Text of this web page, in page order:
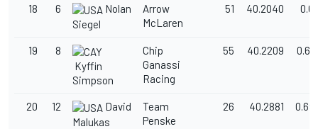
18 6
Nolan
Siegel
Arrow
McLaren
51 40.2040
19
8
Kyffin
Simpson
Chip
Ganassi
Racing
55 40.2209
20 12
David
Malukas
Team
Penske
26 40.2881